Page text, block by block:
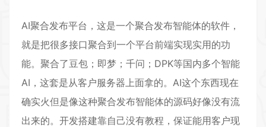
AI聚合发布平台，这是一个聚合发布智能体的软件，
就是把很多接口聚合到一个平台前端实现实用的功
能。聚合了豆包；即梦；千问；DPK等国内多个智能
AI，这套是从客户服务器上面拿的。AI这个东西现在
确实火但是像这种聚合发布智能体的源码好像没有流
出来的。开发搭建靠自己没有教程，保证能用客户现